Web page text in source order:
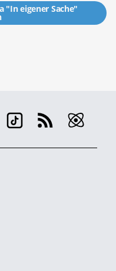
"In eigener Sache"